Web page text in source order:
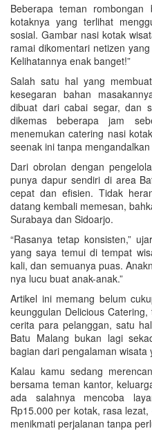
Beberapa teman
kotaknya yang terlihat
sosial. Gambar nasi kotak
ramai dikomentari netizen
Kelihatannya enak banget!”
Salah satu hal yang
kesegaran bahan
dibuat dari cabai segar, dan
dikemas beberapa jam
menemukan catering nasi
seenak ini tanpa
Dari obrolan dengan
punya dapur sendiri di area
cepat dan efisien. Tidak
datang kembali memesan,
Surabaya dan Sidoarjo.
“Rasanya tetap konsisten,”
yang saya temui di tempat
kali, dan semuanya puas.
nya lucu buat anak-anak.”
Artikel ini memang belum
keunggulan Delicious
cerita para pelanggan, satu
Batu Malang bukan lagi
bagian dari pengalaman wisata
Kalau kamu sedang
bersama teman kantor,
ada salahnya mencoba
Rp15.000 per kotak, rasa
menikmati perjalanan tanpa